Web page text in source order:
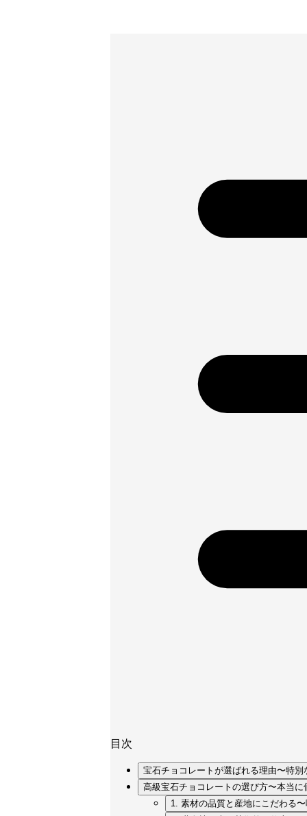
目次
宝石チョコレートが選ばれる理由〜特
高級宝石チョコレートの選び方〜本当
1. 素材の品質と産地にこだわる